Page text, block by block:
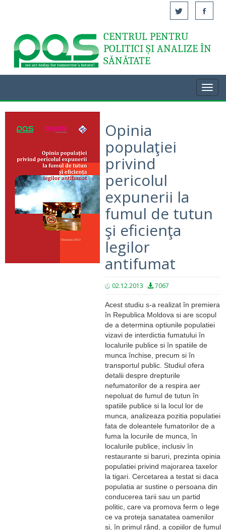
Acasă
CENTRUL PENTRU
POLITICI ȘI ANALIZE ÎN
SĂNĂTATE
Opinia
populaţiei
privind
pericolul
expunerii la
fumul de tutun
şi eficienţa
legilor
antifumat
02.12.2013 7067
Acest studiu s-a realizat în premiera
în Republica Moldova si are scopul
de a determina optiunile populatiei
vizavi de interdictia fumatului în
localurile publice si în spatiile de
munca închise, precum si în
transportul public. Studiul ofera
detalii despre drepturile
nefumatorilor de a respira aer
nepoluat de fumul de tutun în
spatiile publice si la locul lor de
munca, analizeaza pozitia populatiei
fata de doleantele fumatorilor de a
fuma la locurile de munca, în
localurile publice, inclusiv în
restaurante si baruri, prezinta opinia
populatiei privind majorarea taxelor
la tigari. Cercetarea a testat si daca
populatia ar sustine o persoana din
conducerea tarii sau un partid
politic, care va promova ferm o lege
ce va proteja sanatatea oamenilor
si, în primul rând, a copiilor de fumul